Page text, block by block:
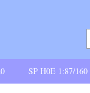
SP H0E 1:87/160